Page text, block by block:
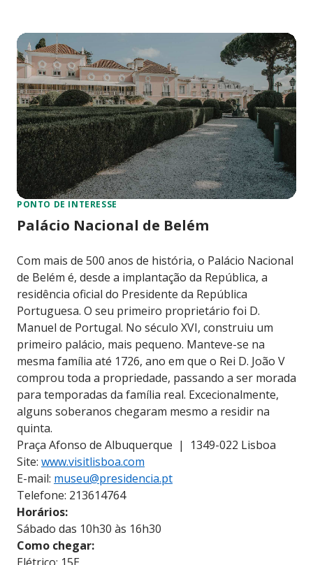
PONTO DE INTERESSE
Palácio Nacional de Belém
Com mais de 500 anos de história, o Palácio Nacional
de Belém é, desde a implantação da República, a
residência oficial do Presidente da República
Portuguesa. O seu primeiro proprietário foi D.
Manuel de Portugal. No século XVI, construiu um
primeiro palácio, mais pequeno. Manteve-se na
mesma família até 1726, ano em que o Rei D. João V
comprou toda a propriedade, passando a ser morada
para temporadas da família real. Excecionalmente,
alguns soberanos chegaram mesmo a residir na
quinta.
Praça Afonso de Albuquerque | 1349-022 Lisboa
Site: www.visitlisboa.com
E-mail: museu@presidencia.pt
Telefone: 213614764
Horários:
Sábado das 10h30 às 16h30
Como chegar: